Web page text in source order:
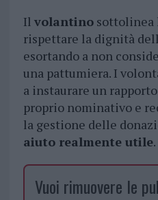
Il volantinosottolinea
rispettare la dignità
esortando a non
una pattumiera. I
a instaurare un
proprio nominativo e
la gestione delle
aiuto realmente utile.
Vuoi rimuovere le